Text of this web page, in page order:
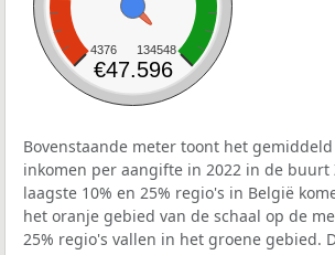
4376 134548
€47.596
Bovenstaande meter toont het
inkomen per aangifte in 2022 in de buurt
laagste 10% en 25% regio's in België
het oranje gebied van de schaal op de
25% regio's vallen in het groene gebied.